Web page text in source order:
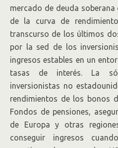
mercado de deuda soberana
de la curva de
transcurso de los últimos
por la sed de los
ingresos estables en un
tasas de interés. La
inversionistas no
rendimientos de los bonos
Fondos de pensiones,
de Europa y otras
conseguir ingresos